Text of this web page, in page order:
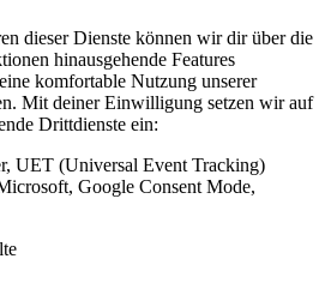
dieser Dienste können wir dir über die
hinausgehende Features
komfortable Nutzung unserer
Mit deiner Einwilligung setzen wir auf
Drittdienste ein:
UET (Universal Event Tracking)
Google Consent Mode,